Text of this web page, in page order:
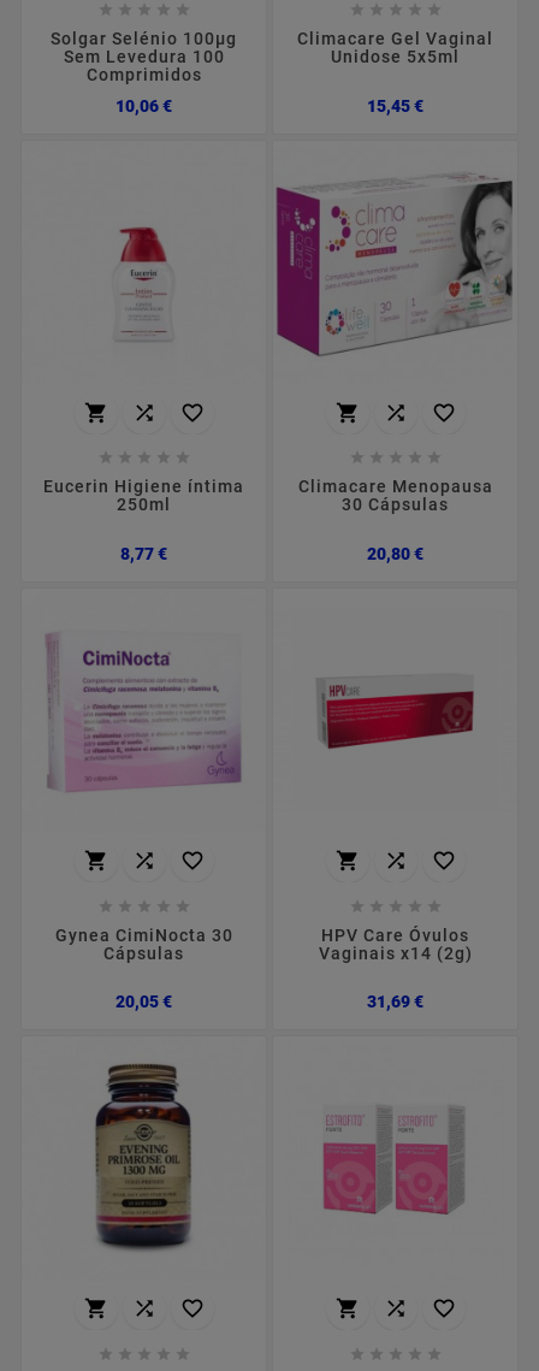
    
Solgar Selénio 100µg
Sem Levedura 100
Comprimidos
10,06 €Preço
    
Climacare Gel Vaginal
Unidose 5x5ml
15,45 €Preço
  
    
Eucerin Higiene íntima
250ml
8,77 €Preço
  
    
Climacare Menopausa
30 Cápsulas
20,80 €Preço
  
    
Gynea CimiNocta 30
Cápsulas
20,05 €Preço
  
    
HPV Care Óvulos
Vaginais x14 (2g)
31,69 €Preço
  
    
  
    